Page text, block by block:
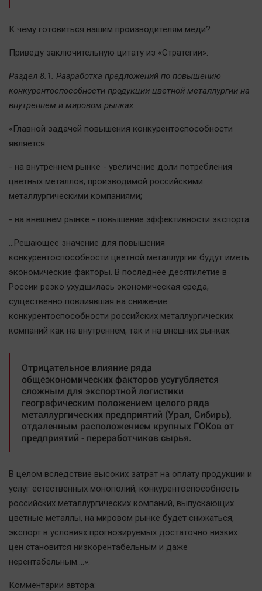
К чему готовиться нашим производителям меди?
Приведу заключительную цитату из «Стратегии»:
Раздел 8.1. Разработка предложений по повышению
конкурентоспособности продукции цветной металлургии на
внутреннем и мировом рынках
«Главной задачей повышения конкурентоспособности
является:
- на внутреннем рынке - увеличение доли потребления
цветных металлов, производимой российскими
металлургическими компаниями;
- на внешнем рынке - повышение эффективности экспорта.
…Решающее значение для повышения
конкурентоспособности цветной металлургии будут иметь
экономические факторы. В последнее десятилетие в
России резко ухудшилась экономическая среда,
существенно повлиявшая на снижение
конкурентоспособности российских металлургических
компаний как на внутреннем, так и на внешних рынках.
Отрицательное влияние ряда
общеэкономических факторов усугубляется
сложным для экспортной логистики
географическим положением целого ряда
металлургических предприятий (Урал, Сибирь),
отдаленным расположением крупных ГОКов от
предприятий - переработчиков сырья.
В целом вследствие высоких затрат на оплату продукции и
услуг естественных монополий, конкурентоспособность
российских металлургических компаний, выпускающих
цветные металлы, на мировом рынке будет снижаться,
экспорт в условиях прогнозируемых достаточно низких
цен становится низкорентабельным и даже
нерентабельным….».
Комментарии автора: